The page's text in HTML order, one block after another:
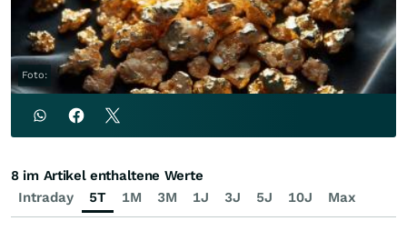
Foto:
Intraday 5T 1M 3M 1J 3J 5J 10J Max
8 im Artikel enthaltene Werte